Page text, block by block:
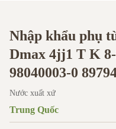
Nhập khẩu phụ
Dmax 4jj1 T K 8-
98040003-0
Nước xuất xứ
Trung Quốc